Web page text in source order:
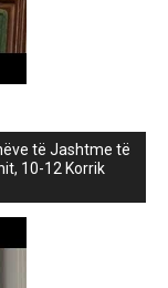
të Jashtme të
10-12 Korrik